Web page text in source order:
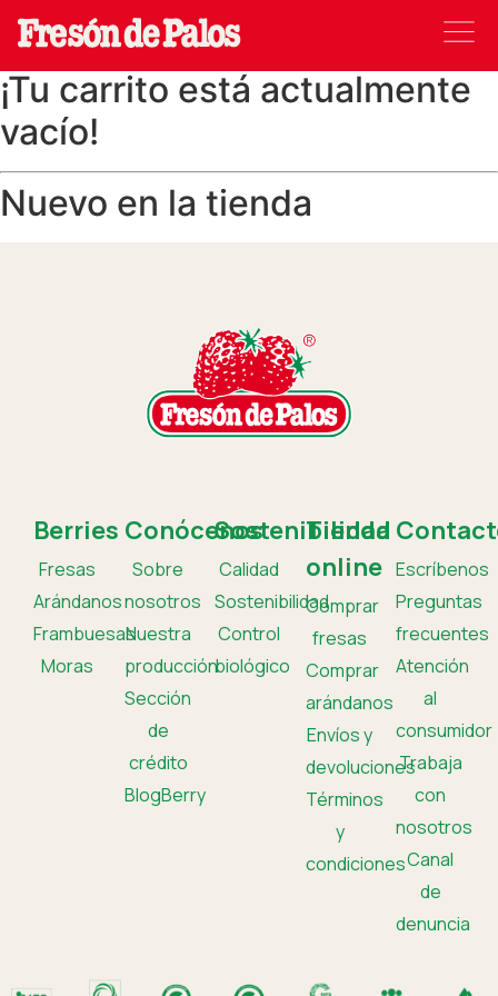
Puede que te interese…
¡Tu carrito está actualmente
vacío!
Nuevo en la tienda
Berries
Fresas
Arándanos
Frambuesas
Moras
Conócenos
Sobre
nosotros
Nuestra
producción
Sección
de
crédito
BlogBerry
Sostenibilidad
Calidad
Sostenibilidad
Control
biológico
Tienda
online
Comprar
fresas
Comprar
arándanos
Envíos y
devoluciones
Términos
y
condiciones
Escríbenos
Preguntas
frecuentes
Atención
al
consumidor
Trabaja
con
nosotros
Canal
de
denuncia